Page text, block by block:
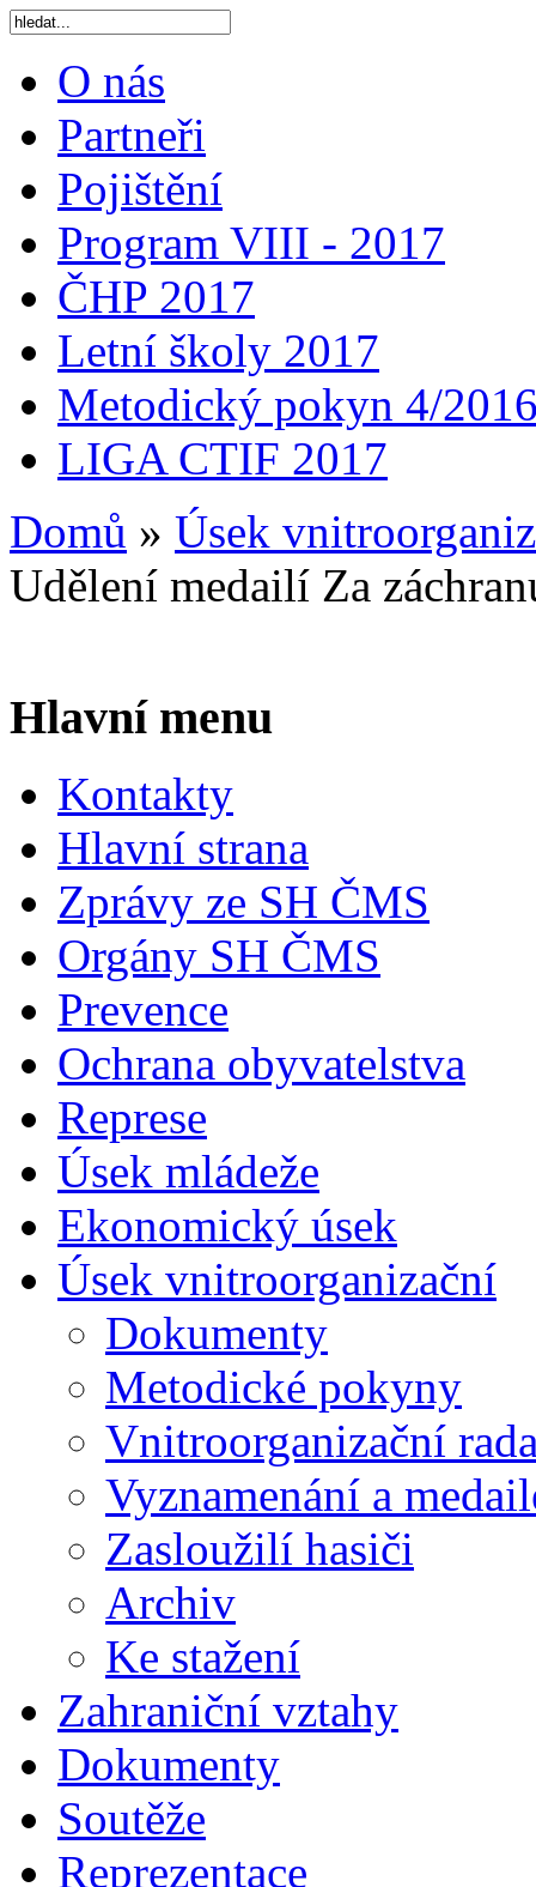
O nás
Partneři
Pojištění
Program VIII - 2017
ČHP 2017
Letní školy 2017
Metodický pokyn 4/
LIGA CTIF 2017
Domů » Úsek
Udělení medailí Za
Hlavní menu
Kontakty
Hlavní strana
Zprávy ze SH ČMS
Orgány SH ČMS
Prevence
Ochrana obyvatelstva
Represe
Úsek mládeže
Ekonomický úsek
Úsek vnitroorganizační
Dokumenty
Metodické pokyny
Vnitroorganizační
Vyznamenání a
Zasloužilí hasiči
Archiv
Ke stažení
Zahraniční vztahy
Dokumenty
Soutěže
Reprezentace